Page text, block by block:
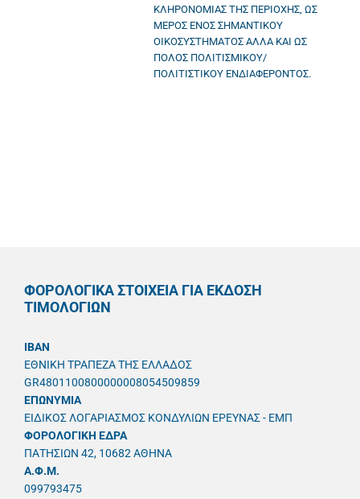
ΚΛΗΡΟΝΟΜΙΑΣ ΤΗΣ ΠΕΡΙΟΧΗΣ, ΩΣ
ΜΕΡΟΣ ΕΝΟΣ ΣΗΜΑΝΤΙΚΟΥ
ΟΙΚΟΣΥΣΤΗΜΑΤΟΣ ΑΛΛΑ ΚΑΙ ΩΣ
ΠΟΛΟΣ ΠΟΛΙΤΙΣΜΙΚΟΥ/
ΠΟΛΙΤΙΣΤΙΚΟΥ ΕΝΔΙΑΦΕΡΟΝΤΟΣ.
ΦΟΡΟΛΟΓΙΚΑ ΣΤΟΙΧΕΙΑ ΓΙΑ ΕΚΔΟΣΗ
ΤΙΜΟΛΟΓΙΩΝ
IBAN
ΕΘΝΙΚΗ ΤΡΑΠΕΖΑ ΤΗΣ ΕΛΛΑΔΟΣ
GR4801100800000008054509859
ΕΠΩΝΥΜΙΑ
ΕΙΔΙΚΟΣ ΛΟΓΑΡΙΑΣΜΟΣ ΚΟΝΔΥΛΙΩΝ ΕΡΕΥΝΑΣ - ΕΜΠ
ΦΟΡΟΛΟΓΙΚΗ ΕΔΡΑ
ΠΑΤΗΣΙΩΝ 42, 10682 ΑΘΗΝΑ
A.Φ.Μ.
099793475